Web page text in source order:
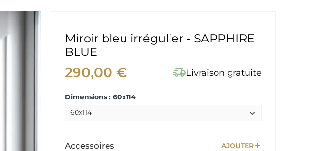
Miroir bleu irrégulier - SAPPHIRE
BLUE
290,00 € delivery_truck_speedLivraison gratuite
Dimensions : 60x114
Accessoires AJOUTERadd